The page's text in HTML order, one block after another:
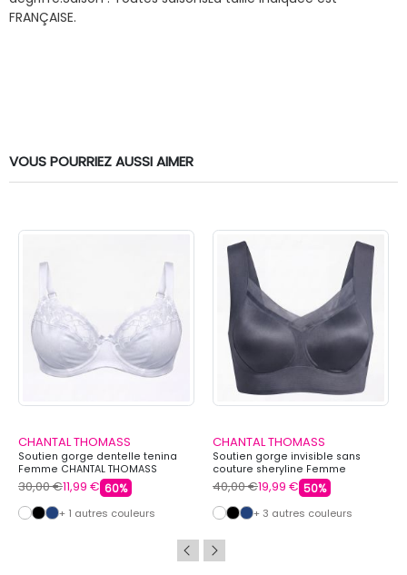
FRANÇAISE.
VOUS POURRIEZ AUSSI AIMER
CHANTAL THOMASS
Soutien gorge dentelle tenina
Femme CHANTAL THOMASS
30,00 €11,99 € 60%
+ 1 autres couleurs
CHANTAL THOMASS
Soutien gorge invisible sans
couture sheryline Femme
CHANTAL THOMASS
40,00 €19,99 € 50%
+ 3 autres couleurs